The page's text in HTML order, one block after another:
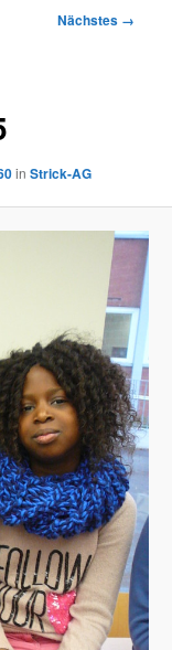
Nächstes →
inStrick-AG